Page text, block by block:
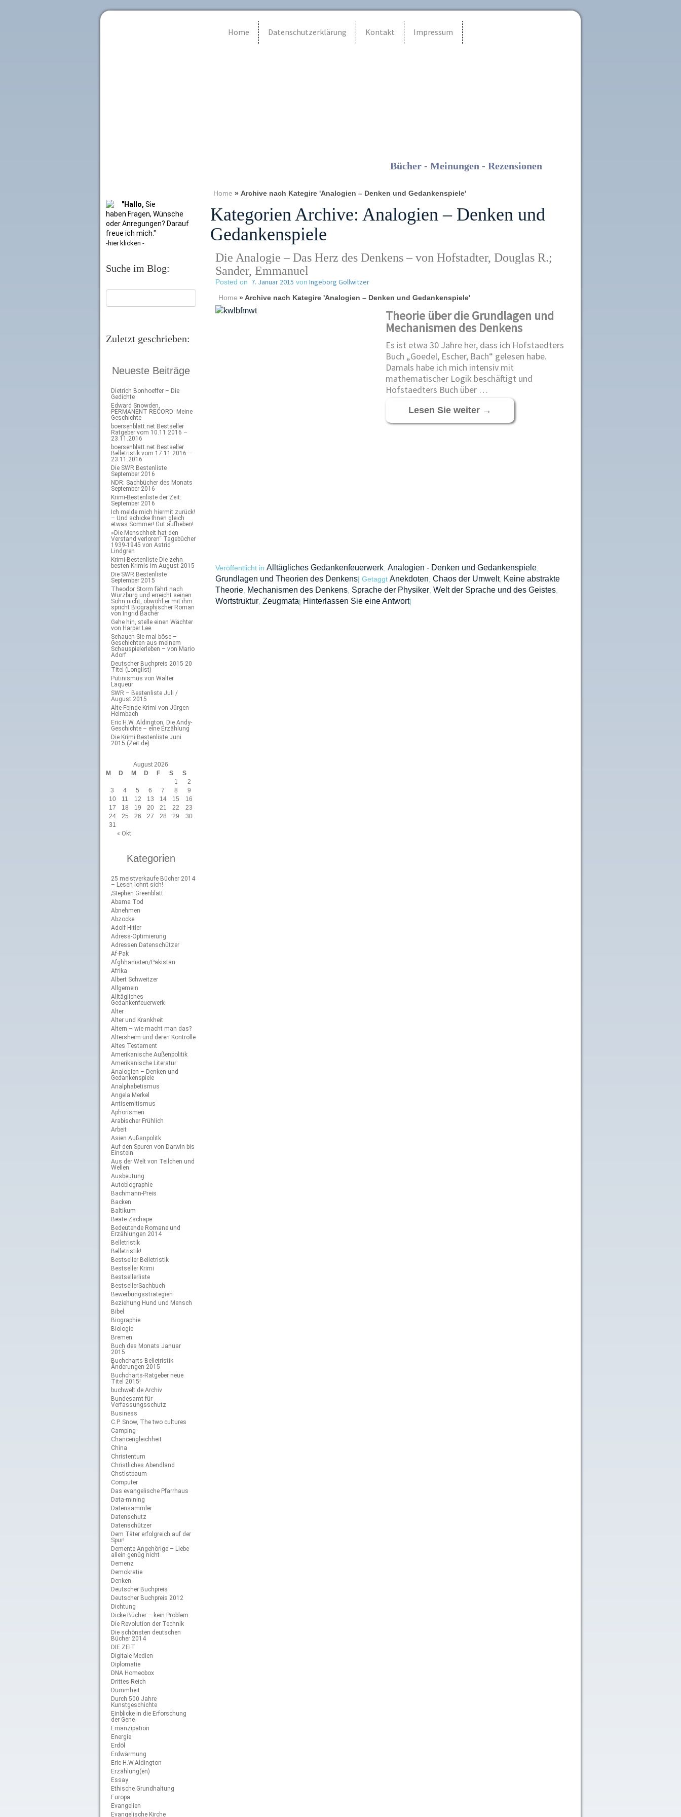
Home Datenschutzerklärung Kontakt Impressum
Bücher - Meinungen - Rezensionen
"Hallo, Sie
haben Fragen, Wünsche
oder Anregungen? Darauf
freue ich mich."
-hier klicken -
Suche im Blog:
Zuletzt geschrieben:
Neueste Beiträge
Dietrich Bonhoeffer – Die
Gedichte
Edward Snowden,
PERMANENT RECORD: Meine
Geschichte
boersenblatt.net Bestseller
Ratgeber vom 10.11.2016 –
23.11.2016
boersenblatt.net Bestseller
Belletristik vom 17.11.2016 –
23.11.2016
Die SWR Bestenliste
September 2016
NDR: Sachbücher des Monats
September 2016
Krimi-Bestenliste der Zeit:
September 2016
Ich melde mich hiermit zurück!
– Und schicke Ihnen gleich
etwas Sommer! Gut aufheben!
»Die Menschheit hat den
Verstand verloren“ Tagebücher
1939-1945 von Astrid
Lindgren
Krimi-Bestenliste Die zehn
besten Krimis im August 2015
Die SWR Bestenliste
September 2015
Theodor Storm fährt nach
Würzburg und erreicht seinen
Sohn nicht, obwohl er mit ihm
spricht Biographischer Roman
von Ingrid Bachér
Gehe hin, stelle einen Wächter
von Harper Lee
Schauen Sie mal böse –
Geschichten aus meinem
Schauspielerleben – von Mario
Adorf
Deutscher Buchpreis 2015 20
Titel (Longlist)
Putinismus von Walter
Laqueur
SWR – Bestenliste Juli /
August 2015
Alte Feinde Krimi von Jürgen
Heimbach
Eric H.W. Aldington, Die Andy-
Geschichte – eine Erzählung
Die Krimi Bestenliste Juni
2015 (Zeit.de)
August 2026
M
D M D F S S
« Okt.
1
2
3
4 5 6 7 8
9
10
11 12 13 14 15
16
17
18 19 20 21 22
23
24
25 26 27 28 29
30
31
Kategorien
25 meistverkaufe Bücher 2014
– Lesen lohnt sich!
;Stephen Greenblatt
Abama Tod
Abnehmen
Abzocke
Adolf Hitler
Adress-Optimierung
Adressen Datenschützer
Af-Pak
Afghhanisten/Pakistan
Afrika
Albert Schweitzer
Allgemein
Alltägliches
Gedankenfeuerwerk
Alter
Alter und Krankheit
Altern – wie macht man das?
Altersheim und deren Kontrolle
Altes Testament
Amerikanische Außenpolitik
Amerikanische Literatur
Analogien – Denken und
Gedankenspiele
Analphabetismus
Angela Merkel
Antisemitismus
Aphorismen
Arabischer Frühlich
Arbeit
Asien Außsnpolitk
Auf den Spuren von Darwin bis
Einstein
Aus der Welt von Teilchen und
Wellen
Ausbeutung
Autobiographie
Bachmann-Preis
Backen
Baltikum
Beate Zschäpe
Bedeutende Romane und
Erzählungen 2014
Belletristik
Belletristik!
Bestseller Belletristik
Bestseller Krimi
Bestsellerliste
BestsellerSachbuch
Bewerbungsstrategien
Beziehung Hund und Mensch
Bibel
Biographie
Biologie
Bremen
Buch des Monats Januar
2015
Buchcharts-Belletristik
Änderungen 2015
Buchcharts-Ratgeber neue
Titel 2015!
buchwelt.de Archiv
Bundesamt für
Verfassungsschutz
Business
C.P. Snow, The two cultures
Camping
Chancengleichheit
China
Christentum
Christliches Abendland
Chstistbaum
Computer
Das evangelische Pfarrhaus
Data-mining
Datensammler
Datenschutz
Datenschützer
Dem Täter erfolgreich auf der
Spur!
Demente Angehörige – Liebe
allein genüg nicht
Demenz
Demokratie
Denken
Deutscher Buchpreis
Deutscher Buchpreis 2012
Dichtung
Dicke Bücher – kein Problem
Die Revolution der Technik
Die schönsten deutschen
Bücher 2014
DIE ZEIT
Digitale Medien
Diplomatie
DNA Homeobox
Drittes Reich
Dummheit
Durch 500 Jahre
Kunstgeschichte
Einblicke in die Erforschung
der Gene
Emanzipation
Energie
Erdöl
Erdwärmung
Eric H.W.Aldington
Erzählung(en)
Essay
Ethische Grundhaltung
Europa
Evangelien
Evangelische Kirche
Home » Archive nach Kategire 'Analogien – Denken und Gedankenspiele'
Kategorien Archive: Analogien – Denken und
Gedankenspiele
Die Analogie – Das Herz des Denkens – von Hofstadter, Douglas R.;
Sander, Emmanuel
Posted on 7. Januar 2015 von Ingeborg Gollwitzer
Home » Archive nach Kategire 'Analogien – Denken und Gedankenspiele'
Theorie über die Grundlagen und
Mechanismen des Denkens
Es ist etwa 30 Jahre her, dass ich Hofstaedters
Buch „Goedel, Escher, Bach“ gelesen habe.
Damals habe ich mich intensiv mit
mathematischer Logik beschäftigt und
Hofstaedters Buch über …
Lesen Sie weiter →
Veröffentlicht in Alltägliches Gedankenfeuerwerk, Analogien - Denken und Gedankenspiele,
Grundlagen und Theorien des Denkens| Getaggt Anekdoten Chaos der Umwelt, Keine abstrakte
Theorie, Mechanismen des Denkens, Sprache der Physiker, Welt der Sprache und des Geistes,
Wortstruktur, Zeugmata| Hinterlassen Sie eine Antwort|